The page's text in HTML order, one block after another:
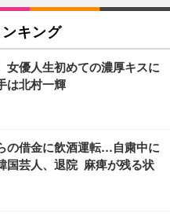
キング
女優人生初めての濃厚キスに
は北村一輝
の借金に飲酒運転…自粛中に
国芸人、退院 麻痺が残る状